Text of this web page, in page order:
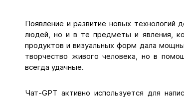
Появление и развитие новых технологий
людей, но и в те предметы и явления,
продуктов и визуальных форм дала
творчество живого человека, но в
всегда удачные.
Чат-GPT активно используется для